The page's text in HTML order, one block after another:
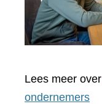
Lees meer over
ondernemers